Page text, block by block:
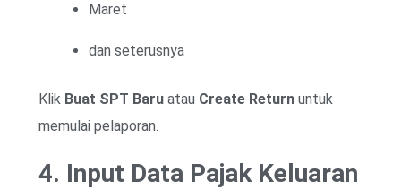
Maret
dan seterusnya
Klik Buat SPT Baru atau Create Return untuk
memulai pelaporan.
4. Input Data Pajak Keluaran